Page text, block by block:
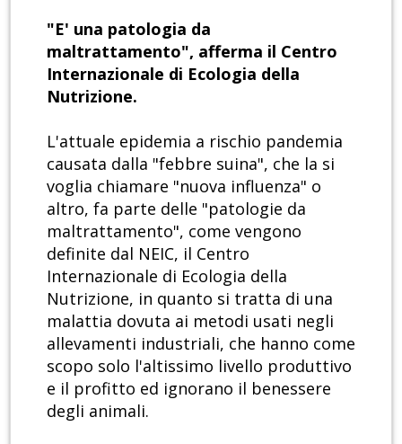
"E' una patologia da
maltrattamento", afferma il Centro
Internazionale di Ecologia della
Nutrizione.
L'attuale epidemia a rischio pandemia
causata dalla "febbre suina", che la si
voglia chiamare "nuova influenza" o
altro, fa parte delle "patologie da
maltrattamento", come vengono
definite dal NEIC, il Centro
Internazionale di Ecologia della
Nutrizione, in quanto si tratta di una
malattia dovuta ai metodi usati negli
allevamenti industriali, che hanno come
scopo solo l'altissimo livello produttivo
e il profitto ed ignorano il benessere
degli animali.